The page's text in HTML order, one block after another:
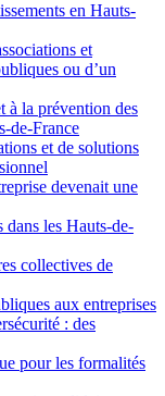
en Hauts-
et
ou d’un
à la prévention des
de-France
et de solutions
devenait une
dans les Hauts-de-
collectives de
aux entreprises
: des
pour les formalités